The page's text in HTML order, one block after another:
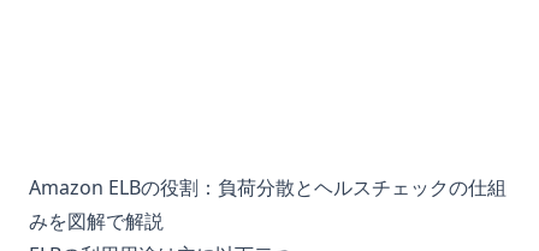
Amazon ELBの役割：負荷分散とヘルスチェックの仕組
みを図解で解説